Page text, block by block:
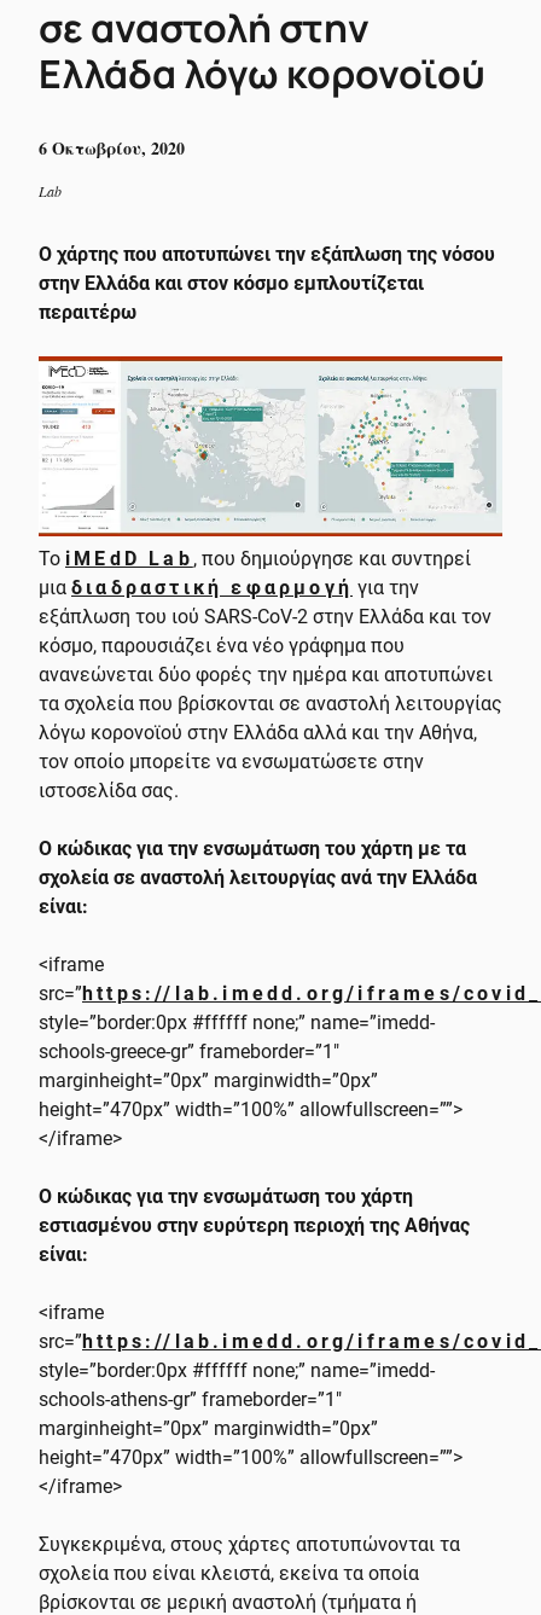
σε αναστολή στην
Ελλάδα λόγω κορονοϊού
6 Οκτωβρίου, 2020
Lab
Ο χάρτης που αποτυπώνει την εξάπλωση της νόσου
στην Ελλάδα και στον κόσμο εμπλουτίζεται
περαιτέρω
Το iMEdD Lab , που δημιούργησε και συντηρεί
μια διαδραστική εφαρμογή για την
εξάπλωση του ιού SARS-CoV-2 στην Ελλάδα και τον
κόσμο, παρουσιάζει ένα νέο γράφημα που
ανανεώνεται δύο φορές την ημέρα και αποτυπώνει
τα σχολεία που βρίσκονται σε αναστολή λειτουργίας
λόγω κορονοϊού στην Ελλάδα αλλά και την Αθήνα,
τον οποίο μπορείτε να ενσωματώσετε στην
ιστοσελίδα σας.
Ο κώδικας για την ενσωμάτωση του χάρτη με τα
σχολεία σε αναστολή λειτουργίας ανά την Ελλάδα
είναι:
<iframe
src=”https://lab.imedd.org/iframes/
style=”border:0px #ffffff none;” name=”imedd-
schools-greece-gr” frameborder=”1″
marginheight=”0px” marginwidth=”0px”
height=”470px” width=”100%” allowfullscreen=””>
</iframe>
Ο κώδικας για την ενσωμάτωση του χάρτη
εστιασμένου στην ευρύτερη περιοχή της Αθήνας
είναι:
<iframe
src=”https://lab.imedd.org/iframes/
style=”border:0px #ffffff none;” name=”imedd-
schools-athens-gr” frameborder=”1″
marginheight=”0px” marginwidth=”0px”
height=”470px” width=”100%” allowfullscreen=””>
</iframe>
Συγκεκριμένα, στους χάρτες αποτυπώνονται τα
σχολεία που είναι κλειστά, εκείνα τα οποία
βρίσκονται σε μερική αναστολή (τμήματα ή